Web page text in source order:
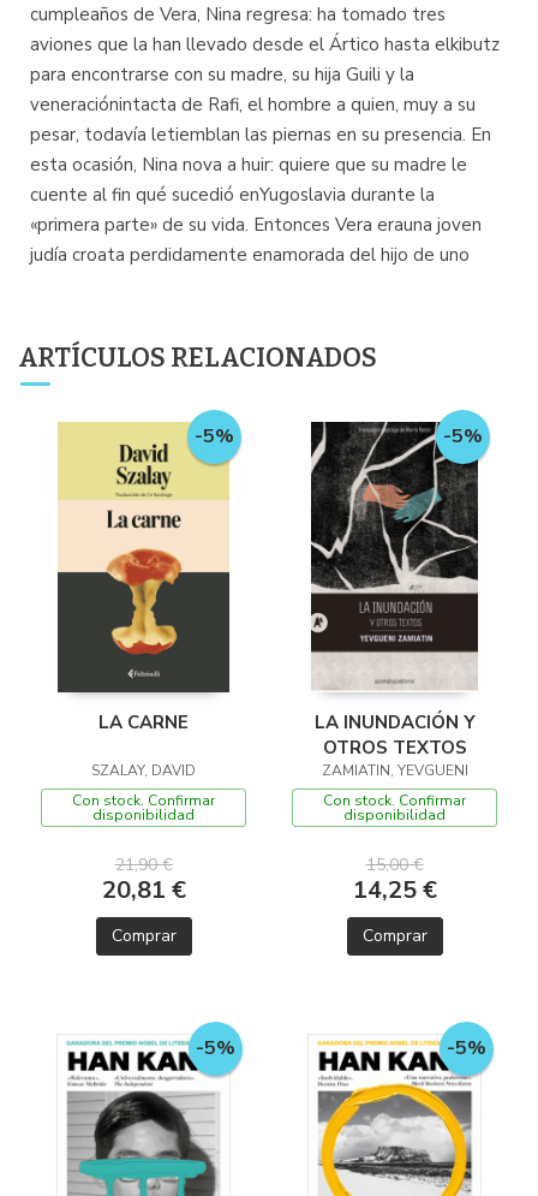
cumpleaños de Vera, Nina regresa: ha tomado tres
aviones que la han llevado desde el Ártico hasta elkibutz
para encontrarse con su madre, su hija Guili y la
veneraciónintacta de Rafi, el hombre a quien, muy a su
pesar, todavía letiemblan las piernas en su presencia. En
esta ocasión, Nina nova a huir: quiere que su madre le
cuente al fin qué sucedió enYugoslavia durante la
«primera parte» de su vida. Entonces Vera erauna joven
judía croata perdidamente enamorada del hijo de uno
ARTÍCULOS RELACIONADOS
-5%
LA CARNE
SZALAY, DAVID
Con stock. Confirmar
disponibilidad
21,90 €
20,81 €
Comprar
-5%
LA INUNDACIÓN Y
OTROS TEXTOS
ZAMIATIN, YEVGUENI
Con stock. Confirmar
disponibilidad
15,00 €
14,25 €
Comprar
-5% -5%